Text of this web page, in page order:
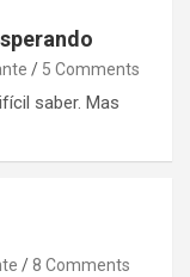
5 Comments
saber. Mas
8 Comments